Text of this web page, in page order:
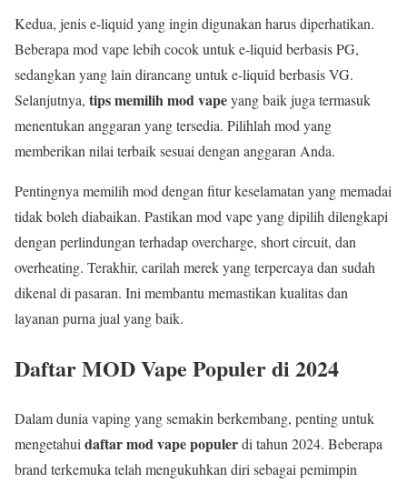
Kedua, jenis e-liquid yang ingin digunakan harus diperhatikan.
Beberapa mod vape lebih cocok untuk e-liquid berbasis PG,
sedangkan yang lain dirancang untuk e-liquid berbasis VG.
Selanjutnya, tips memilih mod vapeyang baik juga termasuk
menentukan anggaran yang tersedia. Pilihlah mod yang
memberikan nilai terbaik sesuai dengan anggaran Anda.
Pentingnya memilih mod dengan fitur keselamatan yang memadai
tidak boleh diabaikan. Pastikan mod vape yang dipilih dilengkapi
dengan perlindungan terhadap overcharge, short circuit, dan
overheating. Terakhir, carilah merek yang terpercaya dan sudah
dikenal di pasaran. Ini membantu memastikan kualitas dan
layanan purna jual yang baik.
Daftar MOD Vape Populer di 2024
Dalam dunia vaping yang semakin berkembang, penting untuk
mengetahui daftar mod vape populerdi tahun 2024. Beberapa
brand terkemuka telah mengukuhkan diri sebagai pemimpin